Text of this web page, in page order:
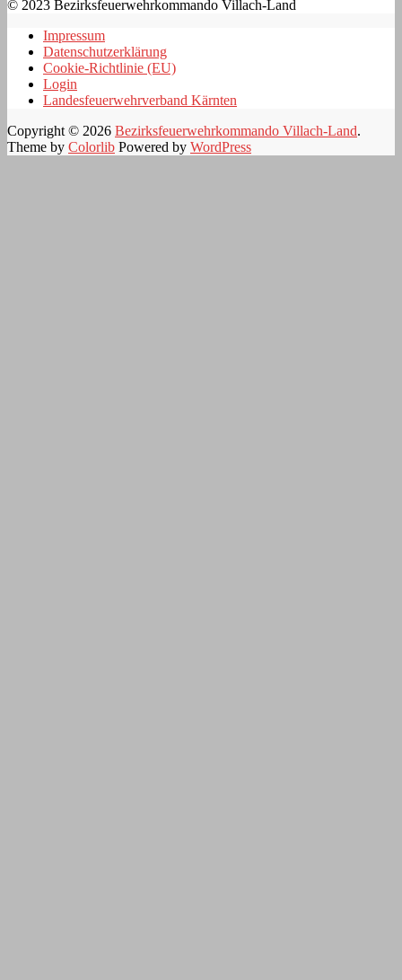
© 2023 Bezirksfeuerwehrkommando Villach-Land
Impressum
Datenschutzerklärung
Cookie-Richtlinie (EU)
Login
Landesfeuerwehrverband Kärnten
Copyright © 2026 Bezirksfeuerwehrkommando Villach-Land.
Theme by Colorlib Powered by WordPress